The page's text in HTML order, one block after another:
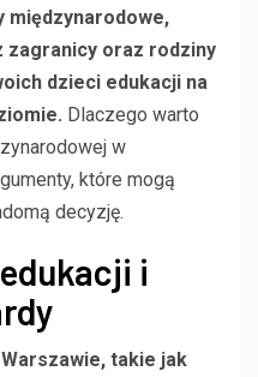
międzynarodowe,
zagranicy oraz rodziny
dzieci edukacji na
Dlaczego warto
w
które mogą
decyzję.
i
takie jak